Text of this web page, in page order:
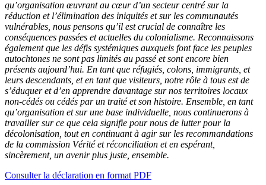
qu’organisation œuvrant au cœur d’un secteur centré sur la
réduction et l’élimination des iniquités et sur les communautés
vulnérables, nous pensons qu’il est crucial de connaître les
conséquences passées et actuelles du colonialisme. Reconnaissons
également que les défis systémiques auxquels font face les peuples
autochtones ne sont pas limités au passé et sont encore bien
présents aujourd’hui. En tant que réfugiés, colons, immigrants, et
leurs descendants, et en tant que visiteurs, notre rôle à tous est de
s’éduquer et d’en apprendre davantage sur nos territoires locaux
non-cédés ou cédés par un traité et son histoire. Ensemble, en tant
qu’organisation et sur une base individuelle, nous continuerons à
travailler sur ce que cela signifie pour nous de lutter pour la
décolonisation, tout en continuant à agir sur les recommandations
de la commission Vérité et réconciliation et en espérant,
sincèrement, un avenir plus juste, ensemble.
Consulter la déclaration en format PDF